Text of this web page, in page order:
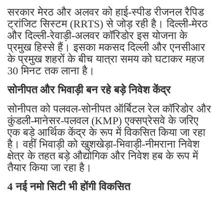
सरकार मेरठ और अलवर को हाई-स्पीड रीजनल रैपिड
ट्रांजिट सिस्टम (RRTS) से जोड़ रही है। दिल्ली-मेरठ
और दिल्ली-रेवाड़ी-अलवर कॉरिडोर इस योजना के
प्रमुख हिस्से हैं। इसका मकसद दिल्ली और एनसीआर
के प्रमुख शहरों के बीच यात्रा समय को घटाकर महज
30 मिनट तक लाना है।
सोनीपत और भिवाड़ी बन रहे बड़े निवेश केंद्र
सोनीपत को पलवल-सोनीपत ऑर्बिटल रेल कॉरिडोर और
कुंडली-मानेसर-पलवल (KMP) एक्सप्रेसवे के जरिए
एक बड़े आर्थिक केंद्र के रूप में विकसित किया जा रहा
है। वहीं भिवाड़ी को खुशखेड़ा-भिवाड़ी-नीमराना निवेश
क्षेत्र के तहत बड़े औद्योगिक और निवेश हब के रूप में
तैयार किया जा रहा है।
4 नई नमो सिटी भी होंगी विकसित